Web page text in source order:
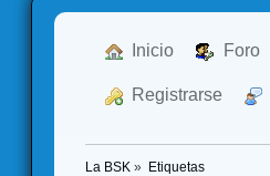
Inicio Foro
Registrarse
La BSK » Etiquetas